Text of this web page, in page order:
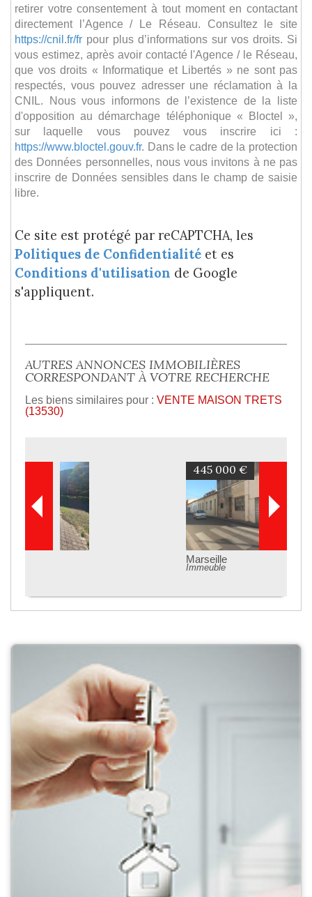
retirer votre consentement à tout moment en contactant
directement l’Agence / Le Réseau. Consultez le site
https://cnil.fr/fr pour plus d’informations sur vos droits. Si
vous estimez, après avoir contacté l'Agence / le Réseau,
que vos droits « Informatique et Libertés » ne sont pas
respectés, vous pouvez adresser une réclamation à la
CNIL. Nous vous informons de l’existence de la liste
d'opposition au démarchage téléphonique « Bloctel »,
sur laquelle vous pouvez vous inscrire ici :
https://www.bloctel.gouv.fr. Dans le cadre de la protection
des Données personnelles, nous vous invitons à ne pas
inscrire de Données sensibles dans le champ de saisie
libre.
Ce site est protégé par reCAPTCHA, les
Politiques de Confidentialité et es
Conditions d'utilisation de Google
s'appliquent.
AUTRES ANNONCES IMMOBILIÈRES
CORRESPONDANT À VOTRE RECHERCHE
Les biens similaires pour : VENTE MAISON TRETS
(13530)